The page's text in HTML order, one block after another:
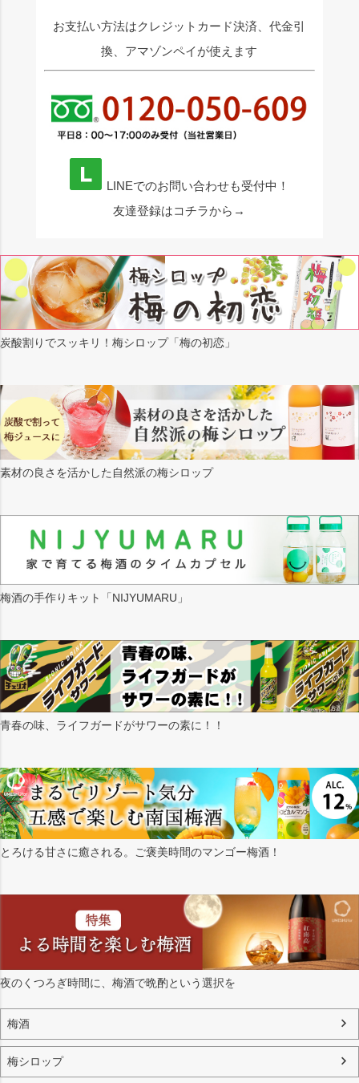
お支払い方法はクレジットカード決済、代金引
換、アマゾンペイが使えます
LINEでのお問い合わせも受付中！
友達登録はコチラから→
炭酸割りでスッキリ！梅シロップ「梅の初恋」
素材の良さを活かした自然派の梅シロップ
梅酒の手作りキット「NIJYUMARU」
青春の味、ライフガードがサワーの素に！！
とろける甘さに癒される。ご褒美時間のマンゴー梅酒！
夜のくつろぎ時間に、梅酒で晩酌という選択を
梅酒
梅シロップ